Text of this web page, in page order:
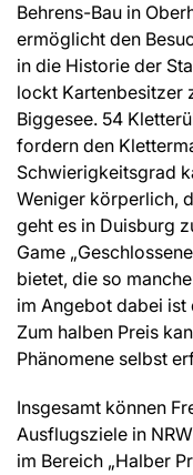
Behrens-Bau in
ermöglicht den
in die Historie der
lockt Kartenbesitzer
Biggesee. 54
fordern den
Schwierigkeitsgrad
Weniger körperlich,
geht es in Duisburg
Game
bietet, die so
im Angebot dabei ist
Zum halben Preis
Phänomene selbst
Insgesamt können
Ausflugsziele in
im Bereich „Halber